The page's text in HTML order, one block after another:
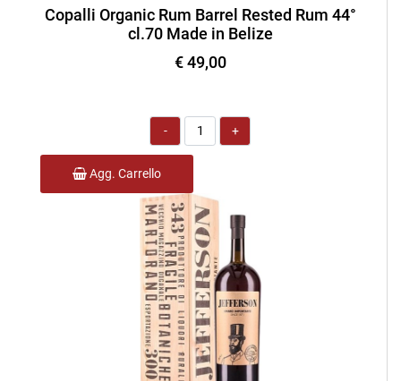
Copalli Organic Rum Barrel Rested Rum 44°
cl.70 Made in Belize
€ 49,00
Quantità
Agg. Carrello